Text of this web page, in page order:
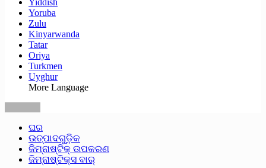
Yiddish
Yoruba
Zulu
Kinyarwanda
Tatar
Oriya
Turkmen
Uyghur
More Language
ଘର
ଉତ୍ପାଦଗୁଡ଼ିକ
ଜିମ୍ନାଷ୍ଟିକ୍ ଉପକରଣ
ଜିମ୍ନାଷ୍ଟିକ୍ସ ବାର୍